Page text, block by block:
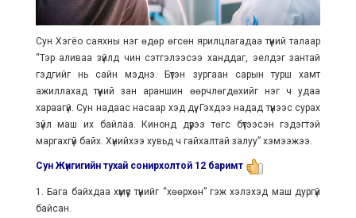
Сун Хэгёо саяхны нэг өдөр өгсөн ярилцлагадаа түүний талаар
“Тэр аливаа зүйлд чин сэтгэлээсээ ханддаг, эелдэг зантай
гэдгийг нь caйн мэднэ. Бүтэн зургаан сарын турш хамт
ажиллахад түүний зан араншин өөрчлөгдөхийг нэг ч удаа
хараагүй. Сун надаас насаар хэд дүү. Гэхдээ надад түүнээс сурах
зүйл маш их байлаа. Кинонд дүрээ төгс бүтээсэн гэдэгтэй
маргахгүй байх. Хүнийхээ хувьд ч гайхалтай залуу” хэмээжээ.
Сун Жүнгигийн тухай сонирхолтой 12 баримт
1. Бага байхдаа хүмүүс түүнийг “хөөрхөн” гэж хэлэхэд маш дургүй
байсан.